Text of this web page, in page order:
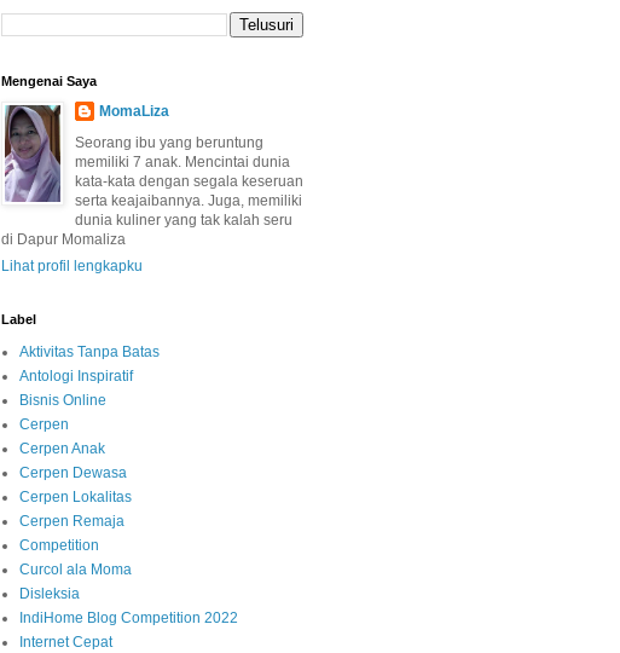
Mengenai Saya
MomaLiza
Seorang ibu yang beruntung
memiliki 7 anak. Mencintai dunia
kata-kata dengan segala keseruan
serta keajaibannya. Juga, memiliki
dunia kuliner yang tak kalah seru
di Dapur Momaliza
Lihat profil lengkapku
Label
Aktivitas Tanpa Batas
Antologi Inspiratif
Bisnis Online
Cerpen
Cerpen Anak
Cerpen Dewasa
Cerpen Lokalitas
Cerpen Remaja
Competition
Curcol ala Moma
Disleksia
IndiHome Blog Competition 2022
Internet Cepat